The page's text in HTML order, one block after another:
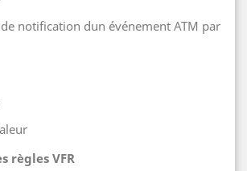
notification dun événement ATM par
règles VFR